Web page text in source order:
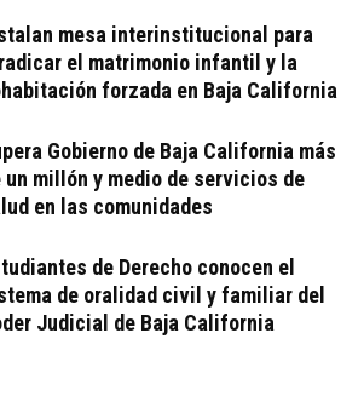
mesa interinstitucional para
el matrimonio infantil y la
forzada en Baja California
Gobierno de Baja California más
un millón y medio de servicios de
en las comunidades
de Derecho conocen el
de oralidad civil y familiar del
Judicial de Baja California